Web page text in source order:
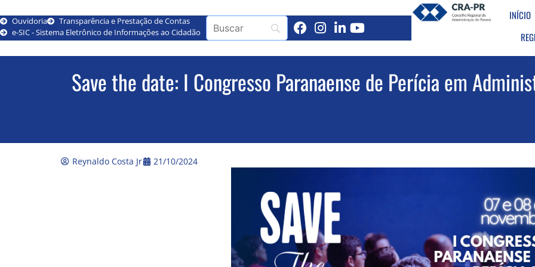
Ouvidoria
Transparência e Prestação de Contas
e-SIC - Sistema Eletrônico de Informações ao Cidadão
INÍCIO
Save the date: I Congresso Paranaense de Perícia em
Reynaldo Costa Jr 21/10/2024